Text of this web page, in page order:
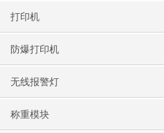
打印机
防爆打印机
无线报警灯
称重模块